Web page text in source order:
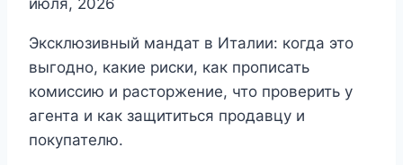
июля, 2026
Эксклюзивный мандат в Италии: когда это
выгодно, какие риски, как прописать
комиссию и расторжение, что проверить у
агента и как защититься продавцу и
покупателю.